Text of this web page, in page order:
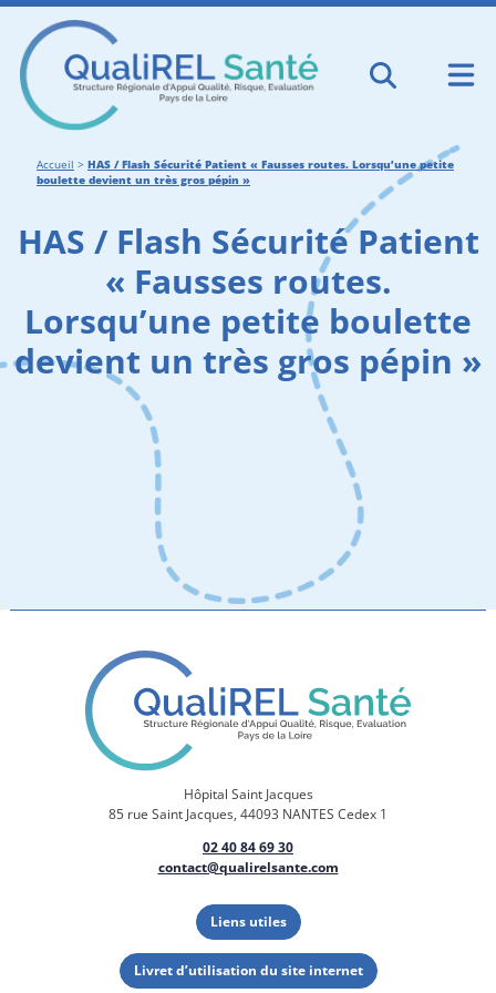
Accueil > HAS / Flash Sécurité Patient « Fausses routes. Lorsqu’une petite
boulette devient un très gros pépin »
HAS / Flash Sécurité Patient
« Fausses routes.
Lorsqu’une petite boulette
devient un très gros pépin »
Hôpital Saint Jacques
85 rue Saint Jacques, 44093 NANTES Cedex 1
02 40 84 69 30
contact@qualirelsante.com
Liens utiles
Livret d’utilisation du site internet